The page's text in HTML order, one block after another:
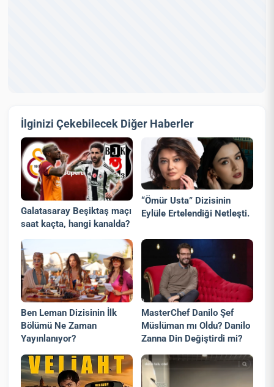
İlginizi Çekebilecek Diğer Haberler
Galatasaray Beşiktaş maçı
saat kaçta, hangi kanalda?
“Ömür Usta” Dizisinin
Eylüle Ertelendiği Netleşti.
Ben Leman Dizisinin İlk
Bölümü Ne Zaman
Yayınlanıyor?
MasterChef Danilo Şef
Müslüman mı Oldu? Danilo
Zanna Din Değiştirdi mi?